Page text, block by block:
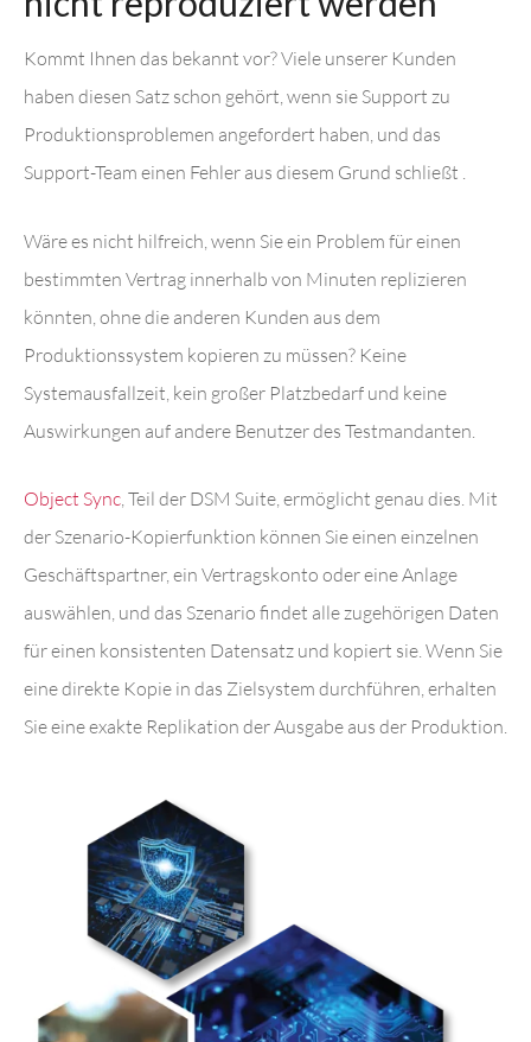
Kommt Ihnen das bekannt vor? Viele unserer Kunden
haben diesen Satz schon gehört, wenn sie Support zu
Produktionsproblemen angefordert haben, und das
Support-Team einen Fehler aus diesem Grund schließt .
Wäre es nicht hilfreich, wenn Sie ein Problem für einen
bestimmten Vertrag innerhalb von Minuten replizieren
könnten, ohne die anderen Kunden aus dem
Produktionssystem kopieren zu müssen? Keine
Systemausfallzeit, kein großer Platzbedarf und keine
Auswirkungen auf andere Benutzer des Testmandanten.
Object Sync , Teil der DSM Suite, ermöglicht genau dies. Mit
der Szenario-Kopierfunktion können Sie einen einzelnen
Geschäftspartner, ein Vertragskonto oder eine Anlage
auswählen, und das Szenario findet alle zugehörigen Daten
für einen konsistenten Datensatz und kopiert sie. Wenn Sie
eine direkte Kopie in das Zielsystem durchführen, erhalten
Sie eine exakte Replikation der Ausgabe aus der Produktion.